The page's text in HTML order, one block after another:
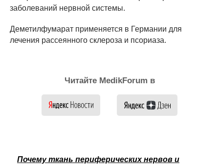
заболеваний нервной системы.
Деметилфумарат применяется в Германии для
лечения рассеянного склероза и псориаза.
Читайте MedikForum в
Почему ткань периферических нервов и